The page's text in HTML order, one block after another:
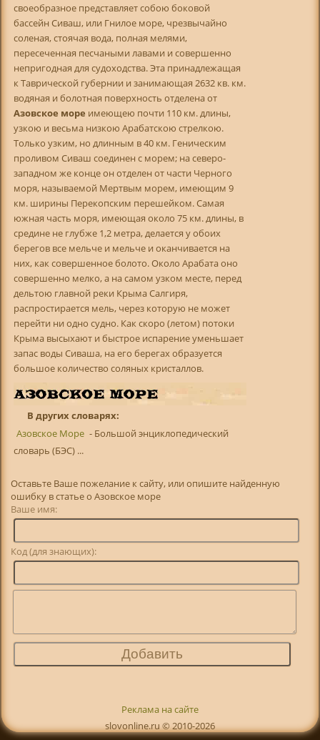
своеобразное представляет собою боковой
бассейн Сиваш, или Гнилое море, чрезвычайно
соленая, стоячая вода, полная мелями,
пересеченная песчаными лавами и совершенно
непригодная для судоходства. Эта принадлежащая
к Таврической губернии и занимающая 2632 кв. км.
водяная и болотная поверхность отделена от
Азовское море имеющею почти 110 км. длины,
узкою и весьма низкою Арабатскою стрелкою.
Только узким, но длинным в 40 км. Геническим
проливом Сиваш соединен с морем; на северо-
западном же конце он отделен от части Черного
моря, называемой Мертвым морем, имеющим 9
км. ширины Перекопским перешейком. Самая
южная часть моря, имеющая около 75 км. длины, в
средине не глубже 1,2 метра, делается у обоих
берегов все мельче и мельче и оканчивается на
них, как совершенное болото. Около Арабата оно
совершенно мелко, а на самом узком месте, перед
дельтою главной реки Крыма Салгиря,
распростирается мель, через которую не может
перейти ни одно судно. Как скоро (летом) потоки
Крыма высыхают и быстрое испарение уменьшает
запас воды Сиваша, на его берегах образуется
большое количество соляных кристаллов.
В других словарях:
Азовское Море - Большой энциклопедический
словарь (БЭС) ...
Оставьте Ваше пожелание к сайту, или опишите найденную
ошибку в статье о Азовское море
Ваше имя:
Код (для знающих):
Реклама на сайте
slovonline.ru © 2010-2026